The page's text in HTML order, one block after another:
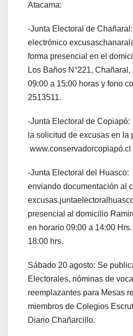
Atacama:
-Junta Electoral de
electrónico
forma presencial en el
Los Baños N°221,
09:00 a 15:00 horas y fono
2513511.
-Junta Electoral de
la solicitud de excusas en la
www.conservadorcopiapó.cl
-Junta Electoral del
enviando documentación al
presencial al domicilio
en horario 09:00 a 14:00
18:00 hrs.
Sábado 20 agosto: Se
Electorales, nóminas de
reemplazantes para Mesas
miembros de Colegios
Diario Chañarcillo.